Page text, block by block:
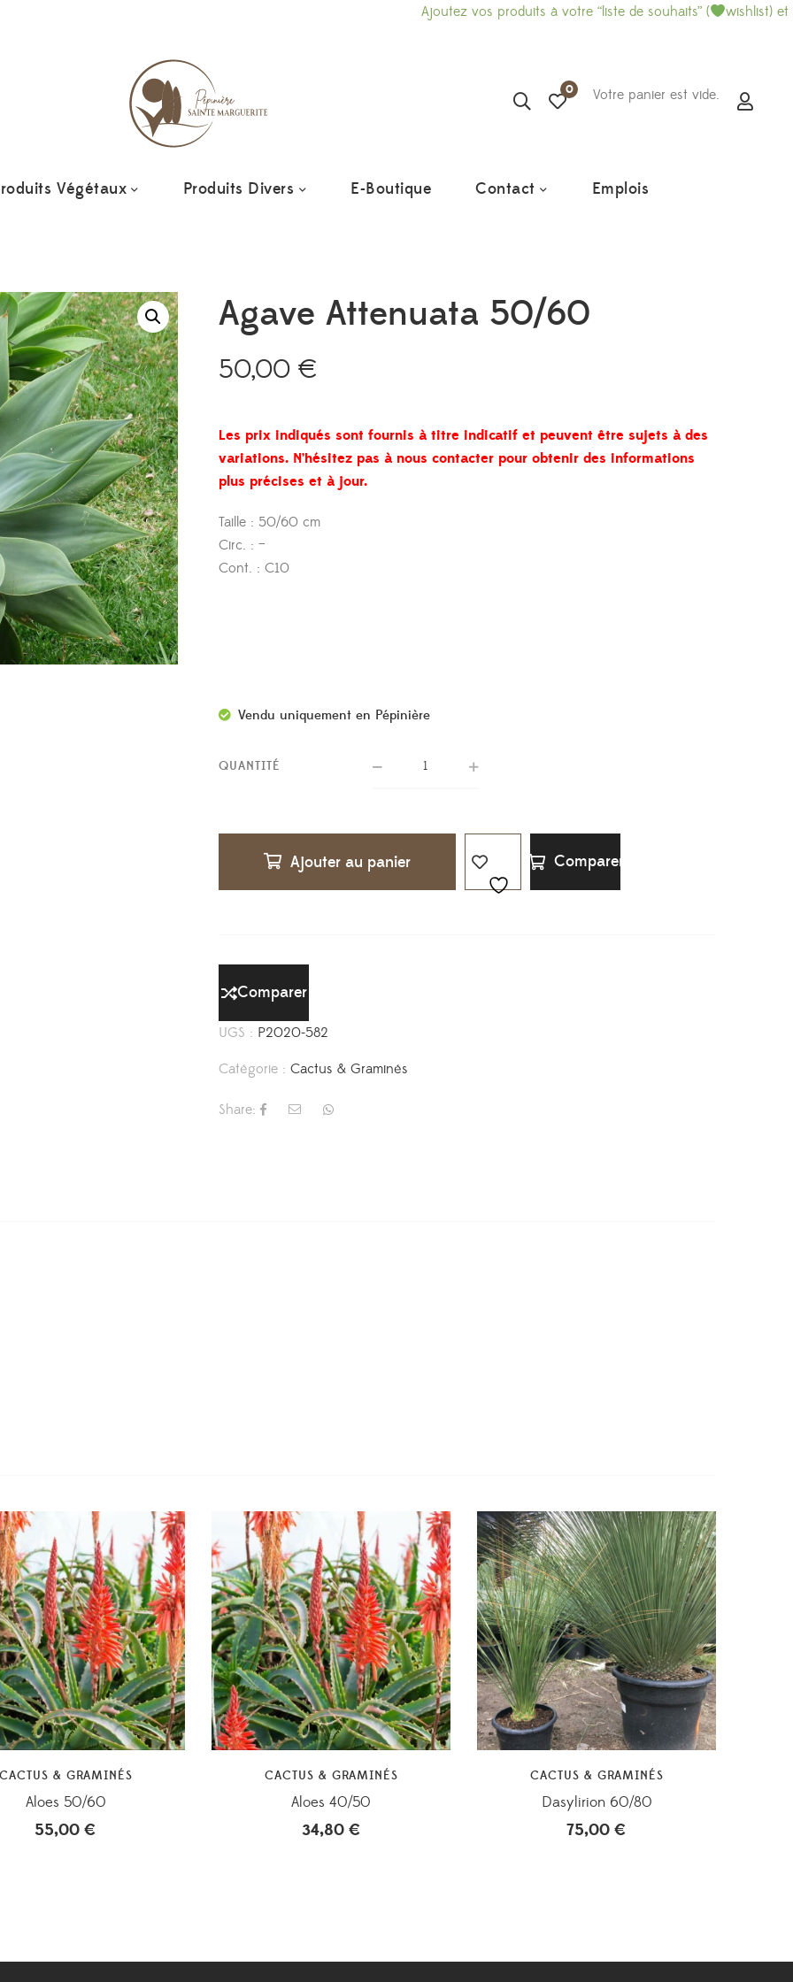
Ajoutez vos produits à votre “liste de souhaits” ( wishlist) et imprimez-
0 Votre panier est vide.
Végétaux Produits Divers E-Boutique Contact Emplois
Agave Attenuata 50/60
50,00€
Les prix indiqués sont fournis à titre indicatif et peuvent être sujets à des
variations. N’hésitez pas à nous contacter pour obtenir des informations
plus précises et à jour.
Taille : 50/60 cm
Circ. : –
Cont. : C10
Vendu uniquement en Pépinière
QUANTITÉ
Ajouter au panier Comparer
Comparer
UGS : P2020-582
Catégorie :Cactus & Graminés
Share:
CACTUS & GRAMINÉS
Aloes 50/60
55,00 €
CACTUS & GRAMINÉS
Aloes 40/50
34,80 €
CACTUS & GRAMINÉS
Dasylirion 60/80
75,00 €